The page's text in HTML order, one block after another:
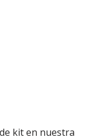
kit en nuestra